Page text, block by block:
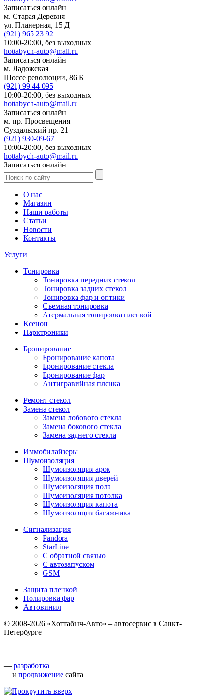
Записаться онлайн
м. Старая Деревня
ул. Планерная, 15 Д
(921) 965 23 92
10:00-20:00, без выходных
hottabych-auto@mail.ru
Записаться онлайн
м. Ладожская
Шоссе революции, 86 Б
(921) 99 44 095
10:00-20:00, без выходных
hottabych-auto@mail.ru
Записаться онлайн
м. пр. Просвещения
Суздальский пр. 21
(921) 930-09-67
10:00-20:00, без выходных
hottabych-auto@mail.ru
Записаться онлайн
О нас
Магазин
Наши работы
Статьи
Новости
Контакты
Услуги
Тонировка
Тонировка передних стекол
Тонировка задних стекол
Тонировка фар и оптики
Съемная тонировка
Атермальная тонировка пленкой
Ксенон
Парктроники
Бронирование
Бронирование капота
Бронирование стекла
Бронирование фар
Антигравийная пленка
Ремонт стекол
Замена стекол
Замена лобового стекла
Замена бокового стекла
Замена заднего стекла
Иммобилайзеры
Шумоизоляция
Шумоизоляция арок
Шумоизоляция дверей
Шумоизоляция пола
Шумоизоляция потолка
Шумоизоляция капота
Шумоизоляция багажника
Сигнализация
Pandora
StarLine
С обратной связью
С автозапуском
GSM
Защита пленкой
Полировка фар
Автовинил
© 2008-2026 «Хоттабыч-Авто» – автосервис в Санкт-
Петербурге
— разработка
и продвижение сайта